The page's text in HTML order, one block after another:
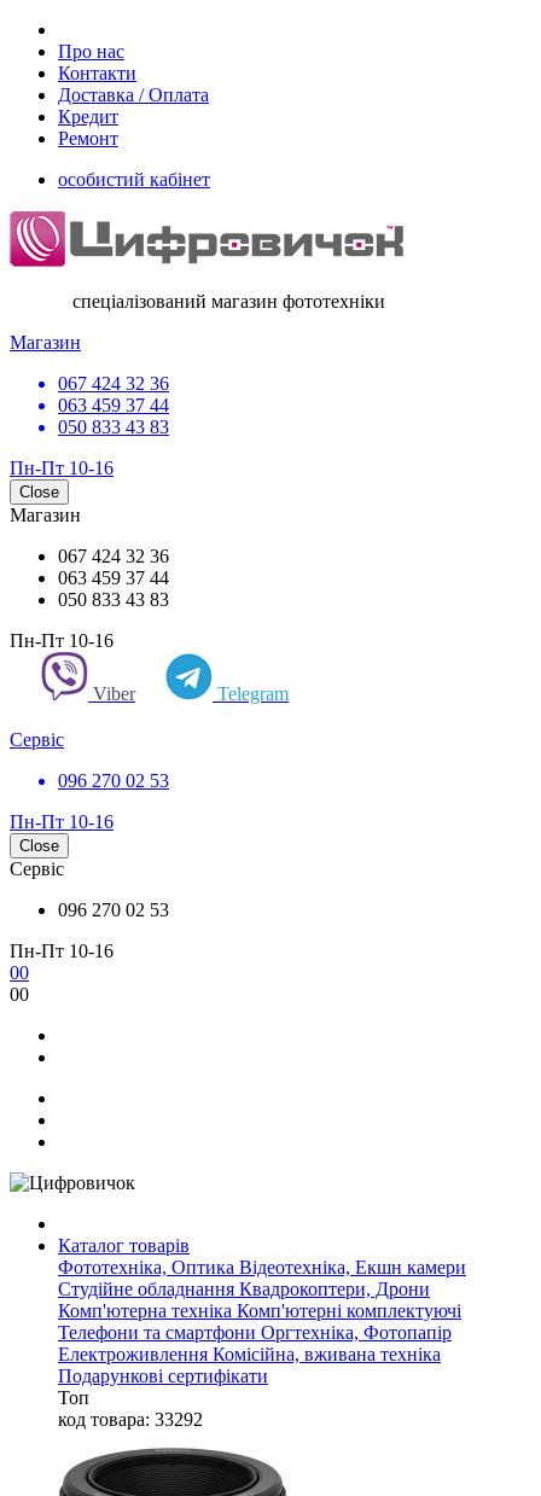
Про нас
Контакти
Доставка / Оплата
Кредит
Ремонт
особистий кабінет
спеціалізований магазин фототехніки
Магазин
067 424 32 36
063 459 37 44
050 833 43 83
Пн-Пт 10-16
Close
Магазин
067 424 32 36
063 459 37 44
050 833 43 83
Пн-Пт 10-16
Viber Telegram
Сервіс
096 270 02 53
Пн-Пт 10-16
Close
Сервіс
096 270 02 53
Пн-Пт 10-16
00
00
Каталог товарів
Фототехніка, Оптика Відеотехніка, Екшн камери
Студійне обладнання Квадрокоптери, Дрони
Комп'ютерна техніка Комп'ютерні комплектуючі
Телефони та смартфони Оргтехніка, Фотопапір
Електроживлення Комісійна, вживана техніка
Подарункові сертифікати
Топ
код товара: 33292